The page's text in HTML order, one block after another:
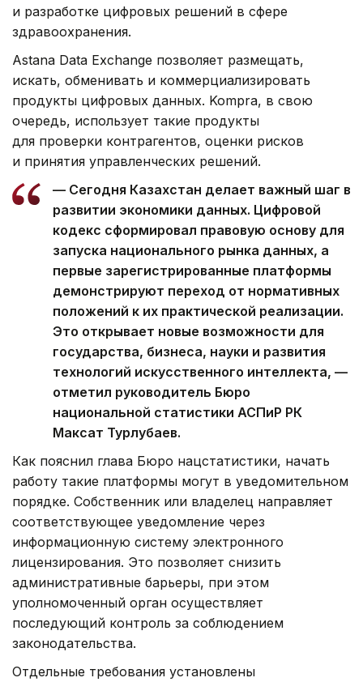
и разработке цифровых решений в сфере
здравоохранения.
Astana Data Exchange позволяет размещать,
искать, обменивать и коммерциализировать
продукты цифровых данных. Kompra, в свою
очередь, использует такие продукты
для проверки контрагентов, оценки рисков
и принятия управленческих решений.
— Сегодня Казахстан делает важный шаг в
развитии экономики данных. Цифровой
кодекс сформировал правовую основу для
запуска национального рынка данных, а
первые зарегистрированные платформы
демонстрируют переход от нормативных
положений к их практической реализации.
Это открывает новые возможности для
государства, бизнеса, науки и развития
технологий искусственного интеллекта, —
отметил руководитель Бюро
национальной статистики АСПиР РК
Максат Турлубаев.
Как пояснил глава Бюро нацстатистики, начать
работу такие платформы могут в уведомительном
порядке. Собственник или владелец направляет
соответствующее уведомление через
информационную систему электронного
лицензирования. Это позволяет снизить
административные барьеры, при этом
уполномоченный орган осуществляет
последующий контроль за соблюдением
законодательства.
Отдельные требования установлены